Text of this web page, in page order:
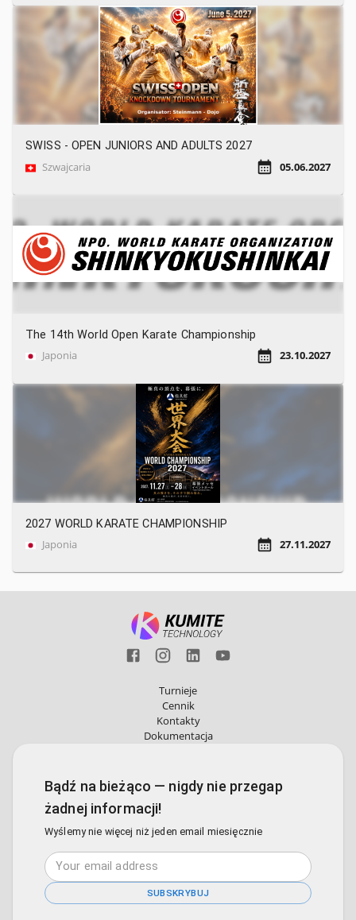
SWISS - OPEN JUNIORS AND ADULTS 2027
Szwajcaria 05.06.2027
The 14th World Open Karate Championship
Japonia 23.10.2027
2027 WORLD KARATE CHAMPIONSHIP
Japonia 27.11.2027
Turnieje
Cennik
Kontakty
Dokumentacja
Bądź na bieżąco — nigdy nie przegap
żadnej informacji!
Wyślemy nie więcej niż jeden email miesięcznie
SUBSKRYBUJ